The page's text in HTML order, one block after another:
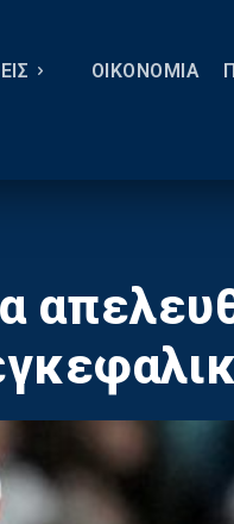
ΟΙΚΟΝΟΜΙΑ